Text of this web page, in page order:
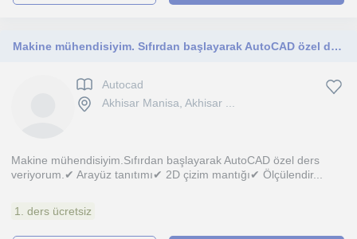
Makine mühendisiyim. Sıfırdan başlayarak AutoCAD özel ders veriyorum
Autocad
Akhisar Manisa, Akhisar ...
Makine mühendisiyim.Sıfırdan başlayarak AutoCAD özel ders
veriyorum.✔ Arayüz tanıtımı✔ 2D çizim mantığı✔ Ölçülendir...
1. ders ücretsiz